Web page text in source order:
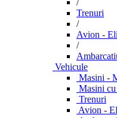
Trenuri
/
Avion -
/
Vehicule
Masini -
Masini cu
Trenuri
Avion -